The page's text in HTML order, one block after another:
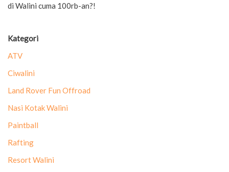
di Walini cuma 100rb-an?!
Kategori
ATV
Ciwalini
Land Rover Fun Offroad
Nasi Kotak Walini
Paintball
Rafting
Resort Walini